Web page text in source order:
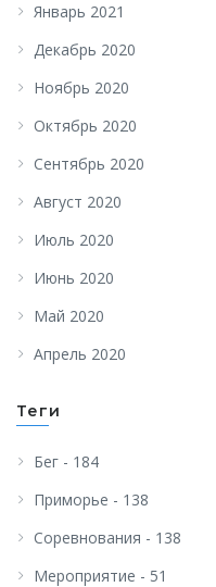
Январь 2021
Декабрь 2020
Ноябрь 2020
Октябрь 2020
Сентябрь 2020
Август 2020
Июль 2020
Июнь 2020
Май 2020
Апрель 2020
Теги
Бег - 184
Приморье - 138
Соревнования - 138
Мероприятие - 51